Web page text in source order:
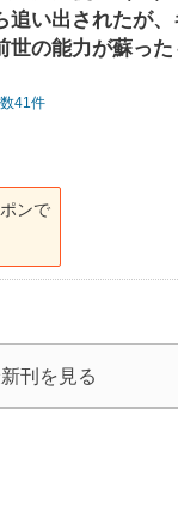
追い出されたが、
世の能力が蘇った
41件
ンで
刊を見る